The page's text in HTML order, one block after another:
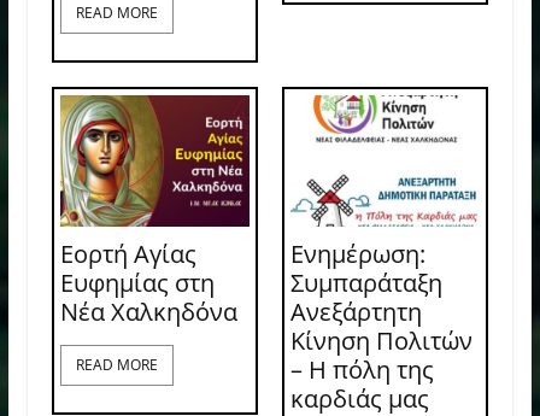
READ MORE
Εορτή Αγίας
Ευφημίας στη
Νέα Χαλκηδόνα
READ MORE
Ενημέρωση:
Συμπαράταξη
Ανεξάρτητη
Κίνηση Πολιτών
– Η πόλη της
καρδιάς μας